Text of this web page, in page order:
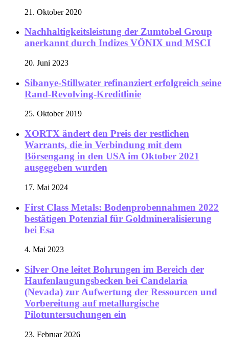
21. Oktober 2020
Nachhaltigkeitsleistung der Zumtobel Group
anerkannt durch Indizes VÖNIX und MSCI
20. Juni 2023
Sibanye-Stillwater refinanziert erfolgreich seine
Rand-Revolving-Kreditlinie
25. Oktober 2019
XORTX ändert den Preis der restlichen
Warrants, die in Verbindung mit dem
Börsengang in den USA im Oktober 2021
ausgegeben wurden
17. Mai 2024
First Class Metals: Bodenprobennahmen 2022
bestätigen Potenzial für Goldmineralisierung
bei Esa
4. Mai 2023
Silver One leitet Bohrungen im Bereich der
Haufenlaugungsbecken bei Candelaria
(Nevada) zur Aufwertung der Ressourcen und
Vorbereitung auf metallurgische
Pilotuntersuchungen ein
23. Februar 2026